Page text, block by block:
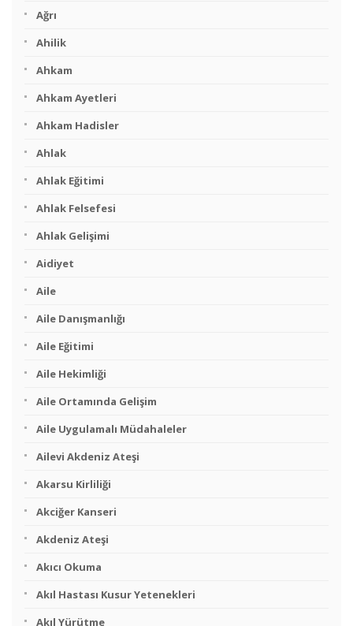
Ağrı
Ahilik
Ahkam
Ahkam Ayetleri
Ahkam Hadisler
Ahlak
Ahlak Eğitimi
Ahlak Felsefesi
Ahlak Gelişimi
Aidiyet
Aile
Aile Danışmanlığı
Aile Eğitimi
Aile Hekimliği
Aile Ortamında Gelişim
Aile Uygulamalı Müdahaleler
Ailevi Akdeniz Ateşi
Akarsu Kirliliği
Akciğer Kanseri
Akdeniz Ateşi
Akıcı Okuma
Akıl Hastası Kusur Yetenekleri
Akıl Yürütme